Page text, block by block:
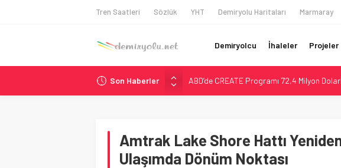
Tren Saatleri Sözlük YHT Demiryolu Haritaları Marmaray
Demiryolcu İhaleler Projeler
Son Haberler
ABD’de CREATE Programı 72,4 Milyon
Ukrayna’da Yolcu Trenine İHA Saldırısı:
GB Railfreight İngiltere’de Lider, Class
Wabtec Brezilya’da 1 Milyar Real’lik PTC
Amtrak Lake Shore Hattı Yeniden
Ulaşımda Dönüm Noktası